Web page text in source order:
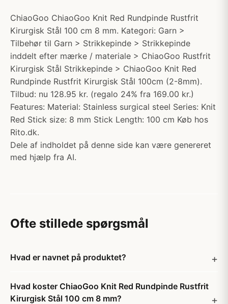
ChiaoGoo ChiaoGoo Knit Red Rundpinde Rustfrit
Kirurgisk Stål 100 cm 8 mm. Kategori: Garn >
Tilbehør til Garn > Strikkepinde > Strikkepinde
inddelt efter mærke / materiale > ChiaoGoo Rustfrit
Kirurgisk Stål Strikkepinde > ChiaoGoo Knit Red
Rundpinde Rustfrit Kirurgisk Stål 100cm (2-8mm).
Tilbud: nu 128.95 kr. (regalo 24% fra 169.00 kr.)
Features: Material: Stainless surgical steel Series: Knit
Red Stick size: 8 mm Stick Length: 100 cm Køb hos
Rito.dk.
Dele af indholdet på denne side kan være genereret
med hjælp fra AI.
Ofte stillede spørgsmål
Hvad er navnet på produktet?
Hvad koster ChiaoGoo Knit Red Rundpinde Rustfrit
Kirurgisk Stål 100 cm 8 mm?